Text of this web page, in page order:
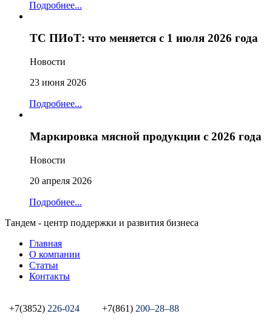
Подробнее...
ТС ПИоТ: что меняется с 1 июля 2026 года
Новости
23 июня 2026
Подробнее...
Маркировка мясной продукции с 2026 года
Новости
20 апреля 2026
Подробнее...
Тандем - центр поддержки и развития бизнеса
Главная
О компании
Статьи
Контакты
+7(3852) 226-024 +7(861) 200‒28‒88